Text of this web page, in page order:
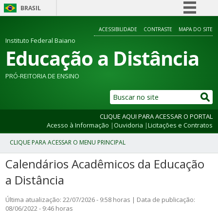
BRASIL
Participe
Canais
ACESSIBILIDADE CONTRASTE MAPA DO SITE
Instituto Federal Baiano
Educação a Distância
PRÓ-REITORIA DE ENSINO
CLIQUE AQUI PARA ACESSAR O PORTAL
Acesso à Informação |Ouvidoria |Licitações e Contratos
Calendários Acadêmicos da Educação
a Distância
Última atualização: 22/07/2026 - 9:58 horas | Data de publicação:
08/06/2022 - 9:46 horas